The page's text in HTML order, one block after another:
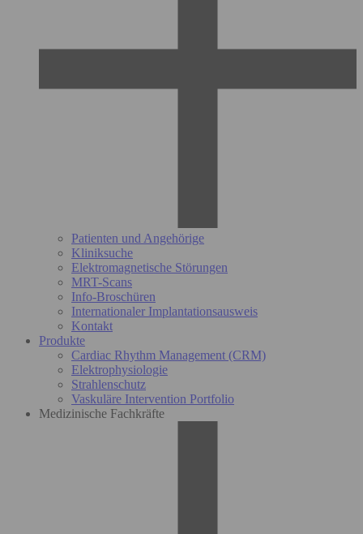
Patienten und Angehörige
Kliniksuche
Elektromagnetische Störungen
MRT-Scans
Info-Broschüren
Internationaler Implantationsausweis
Kontakt
Produkte
Cardiac Rhythm Management (CRM)
Elektrophysiologie
Strahlenschutz
Vaskuläre Intervention Portfolio
Medizinische Fachkräfte